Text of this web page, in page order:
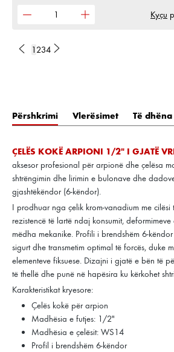
Kyçu
1 234
Përshkrimi Vlerësimet Të
ÇELËS KOKË ARPIONI 1/2" I GJATË
aksesor profesional për arpionë dhe çelësa
shtrëngimin dhe lirimin e bulonave dhe
gjashtëkëndor (6-këndor).
I prodhuar nga çelik krom-vanadium me cilësi
rezistencë të lartë ndaj konsumit,
mëdha mekanike. Profili i brendshëm 6-
sigurt dhe transmetim optimal të forcës, duke
elementeve fiksuese. Dizajni i gjatë e bën të
të thellë dhe punë në hapësira ku kërkohet
Karakteristikat kryesore:
Çelës kokë për arpion
Madhësia e futjes: 1/2"
Madhësia e çelësit: WS14
Profil i brendshëm 6-këndor